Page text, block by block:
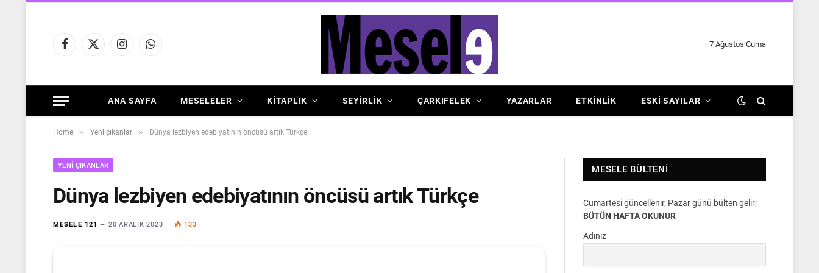
Facebook
X
InstagramWhatsApp
7 Ağustos Cuma
ANA SAYFA MESELELER KİTAPLIK SEYİRLİK ÇARKIFELEK YAZARLAR ETKINLIK ESKI SAYILAR
Home » Yeni çıkanlar » Dünya lezbiyen edebiyatının öncüsü artık Türkçe
YENI ÇIKANLAR
Dünya lezbiyen edebiyatının öncüsü artık Türkçe
MESELE 121 20 ARALIK 2023 133
MESELE BÜLTENI
Cumartesi güncellenir, Pazar günü bülten gelir;
BÜTÜN HAFTA OKUNUR
Adınız